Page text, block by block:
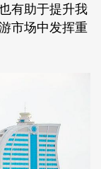
有助于提升我
市场中发挥重